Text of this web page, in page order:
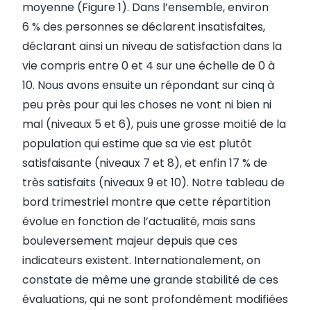
moyenne (Figure 1). Dans l’ensemble, environ
6 % des personnes se déclarent insatisfaites,
déclarant ainsi un niveau de satisfaction dans la
vie compris entre 0 et 4 sur une échelle de 0 à
10. Nous avons ensuite un répondant sur cinq à
peu près pour qui les choses ne vont ni bien ni
mal (niveaux 5 et 6), puis une grosse moitié de la
population qui estime que sa vie est plutôt
satisfaisante (niveaux 7 et 8), et enfin 17 % de
très satisfaits (niveaux 9 et 10). Notre tableau de
bord trimestriel montre que cette répartition
évolue en fonction de l’actualité, mais sans
bouleversement majeur depuis que ces
indicateurs existent. Internationalement, on
constate de même une grande stabilité de ces
évaluations, qui ne sont profondément modifiées